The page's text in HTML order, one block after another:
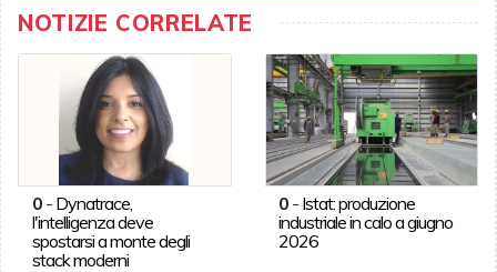
NOTIZIE CORRELATE
0- Dynatrace,
l'intelligenza deve
spostarsi a monte degli
stack moderni
0 - Istat: produzione
industriale in calo a giugno
2026